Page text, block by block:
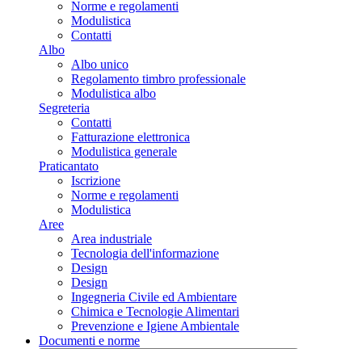
Norme e regolamenti
Modulistica
Contatti
Albo
Albo unico
Regolamento timbro professionale
Modulistica albo
Segreteria
Contatti
Fatturazione elettronica
Modulistica generale
Praticantato
Iscrizione
Norme e regolamenti
Modulistica
Aree
Area industriale
Tecnologia dell'informazione
Design
Design
Ingegneria Civile ed Ambientare
Chimica e Tecnologie Alimentari
Prevenzione e Igiene Ambientale
Documenti e norme